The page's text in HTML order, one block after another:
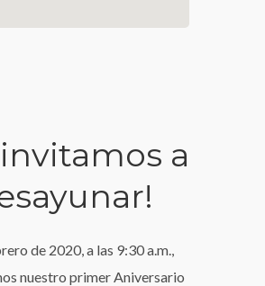
invitamos a
de 2020, a las 9:30 a.m.,
nuestro primer Aniversario